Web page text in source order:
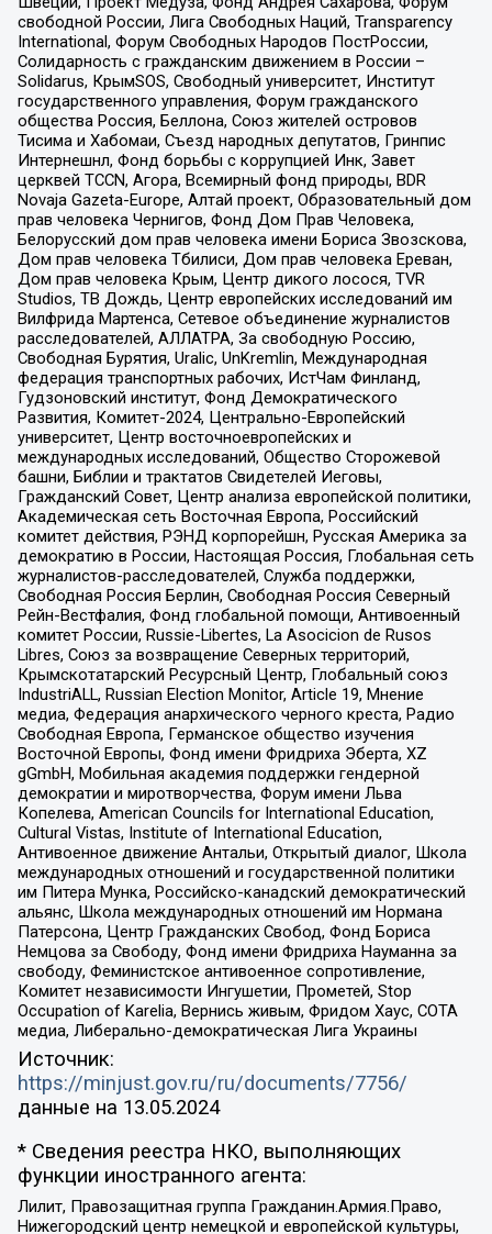
свободной России, Лига Свободных Наций, Transparеncy
International, Форум Свободных Народов ПостРоссии,
Солидарность с гражданским движением в России –
Solidarus, КрымSOS, Свободный университет, Институт
государственного управления, Форум гражданского
общества Россия, Беллона, Союз жителей островов
Тисима и Хабомаи, Съезд народных депутатов, Гринпис
Интернешнл, Фонд борьбы с коррупцией Инк, Завет
церквей TCCN, Агора, Всемирный фонд природы, BDR
Novaja Gazeta-Europe, Алтай проект, Образовательный дом
прав человека Чернигов, Фонд Дом Прав Человека,
Белорусский дом прав человека имени Бориса Звозскова,
Дом прав человека Тбилиси, Дом прав человека Ереван,
Дом прав человека Крым, Центр дикого лосося, TVR
Studios, ТВ Дождь, Центр европейских исследований им
Вилфрида Мартенса, Сетевое объединение журналистов
расследователей, АЛЛАТРА, За свободную Россию,
Свободная Бурятия, Uralic, UnKremlin, Международная
федерация транспортных рабочих, ИстЧам Финланд,
Гудзоновский институт, Фонд Демократического
Развития, Комитет-2024, Центрально-Европейский
университет, Центр восточноевропейских и
международных исследований, Общество Сторожевой
башни, Библии и трактатов Свидетелей Иеговы,
Гражданский Совет, Центр анализа европейской политики,
Академическая сеть Восточная Европа, Российский
комитет действия, РЭНД корпорейшн, Русская Америка за
демократию в России, Настоящая Россия, Глобальная сеть
журналистов-расследователей, Служба поддержки,
Свободная Россия Берлин, Свободная Россия Северный
Рейн-Вестфалия, Фонд глобальной помощи, Антивоенный
комитет России, Russie-Libertes, La Asocicion de Rusos
Libres, Союз за возвращение Северных территорий,
Крымскотатарский Ресурсный Центр, Глобальный союз
IndustriALL, Russian Election Monitor, Article 19, Мнение
медиа, Федерация анархического черного креста, Радио
Свободная Европа, Германское общество изучения
Восточной Европы, Фонд имени Фридриха Эберта, XZ
gGmbH, Мобильная академия поддержки гендерной
демократии и миротворчества, Форум имени Льва
Копелева, American Councils for International Education,
Cultural Vistas, Institute of International Education,
Антивоенное движение Антальи, Открытый диалог, Школа
международных отношений и государственной политики
им Питера Мунка, Российско-канадский демократический
альянс, Школа международных отношений им Нормана
Патерсона, Центр Гражданских Свобод, Фонд Бориса
Немцова за Свободу, Фонд имени Фридриха Науманна за
свободу, Феминистское антивоенное сопротивление,
Комитет независимости Ингушетии, Прометей, Stop
Occupation of Karelia, Вернись живым, Фридом Хаус, СОТА
медиа, Либерально-демократическая Лига Украины
Источник:
https://minjust.gov.ru/ru/documents/7756/
данные на 13.05.2024
* Сведения реестра НКО, выполняющих
функции иностранного агента:
Лилит, Правозащитная группа Гражданин.Армия.Право,
Нижегородский центр немецкой и европейской культуры,